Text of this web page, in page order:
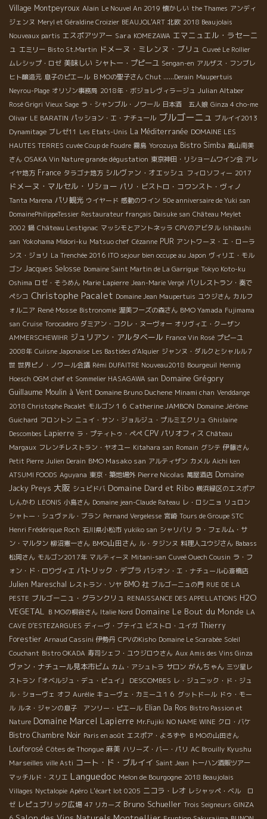
Village Montpeyroux Alain Le Nouvel An 2019 懐かしい the Thames アンディ
ジェンヌ Meryl et Géraldine Croizier BEAUJOL'ART 北欧 2018 Beaujolais
Nouveaux partis エスポアツアー Sara KOMEZAWA エマニュエル・ラセーニ
ュ エミリー Bisto St.Martin ドメーヌ・ミレンヌ・ブリュ Cuveé Le Rollier
ムレシップ・ロゼ 美味しい シャトー・プピーユ Sengan-en アルザス・フンブレ
ヒト醸造元 息子のピエール ＢＭОの聖子さん Chut ......Derain Maupertuis
Neyrou-Plage オリゾン事務局 2018年・ボジョレヴィラージュ Julian Altaber
Rosé Grigri Vieux Sage ラ・シャンブル・ノワール 日本酒 五人娘 Ginza 4 cho-me
Olivar LE BARATIN パッション・エ・ナチュール ブルゴーニュ ブルイイ2013
Dynamitage ブレゼ11 Les Etats-Unis La Méditerranée DOMAINE LES
HAUTES TERRES cuvée Coup de Foudre 霧島 Yorozuya Bistro Simba 高山南美
さん OSAKA Vin Nature grande dégustation 東京神田・リショームワイン会 アレ
イヤ地方 France タラゴナ地方 シルヴァン・オエッシュ フィロソフィー 2017
ドメーヌ・マルセル・リショー パリ・ビストロ・コワンスト・ヴィノ
Tanta Marena パリ観光 ウイヤード 感動のワイン 50e anniversaire de Yuki san
DomainePhilippeTessier Restaurateur français Daisuke san Château Meylet
2002 鍋 Château Lestignac マッシモとアントネッラ CPVのアビタル Ishibashi
san Yokohama Midori-ku Matsuo chef Cézanne PUR アントワーヌ・エ・ローラ
ンス・ジョリ La Trenchée 2016 ITO sejour bien occupe au Japon ヴィリエ・モル
ゴン Jacques Selosse Domaine Saint Martin de La Garrigue Tokyo Koto-ku
Oshima ロゼ・そうめん Marie Lapierre Jean-Marie Vergé パリレストラン・奏で
ペシコ Christophe Pacalet Domaine Jean Maupertuis ユウジさん カルフ
ォルニア René Mosse Bistronomie 渥美フーズの森さん BMO Yamada Fujimama
san Cruise Torocadero ダミアン・コクレ・ヌーヴォー オリヴィエ・クーザン
AMMERSCHEWIHR ジュリアン・アルタベール France Vin Rosé プピーユ
2008年 Cuiisne Japonaise Les Bastides d'Alquier ジャンヌ・ダルクとシャルル７
世 世界ピノ・ノワール会議 Rémi DUFAITRE Nouveau2018 Bourgeuil Hennig
Hoesch OGM chef et Sommelier HASAGAWA san Domaine Grégory
Guillaume Moulin à Vent Domaine Bruno Duchene Minami chan Venddange
2018 Christophe Pacalet モルゴン１６ Catherine JAMBON Domaine Jérôme
Guichard フロントン ニュイ・サン・ジョルジュ・プルミエクリュ Ghislaine
Descombes Lapierre ラ・プティトゥ・ペペ CPV パリオフィス Château
Margaux フレンチレストラン・ヤオユー Kitahara san Romain グシテ 伊藤さん
Petit Pierre Julien Derain BMO Masako san アルティザン カメル Aichi ken
ATSUMI FOODS Aguyana 東京・築地場外 Pierre Nicolas 萬屋酒店 Domaine
Jacky Preys 大阪 シュビドバ Domaine Dard et Ribo 横浜緑区のエスポア
しんかわ LEONIS 小島さん Domaine jean-Claude Rateau レ・ロシニョ リュロン
シャトー・シュヴァル・ブラン Pernand Vergelesse 宮崎 Tours de Groupe STC
Henri Frédérique Roch 石川県小松市 yukiko san シャリバリ ラ・フェルム・サ
ン・マルタン 柳沼憲一さん BMO山田さん ル・タジンヌ 料理人ユウジさん Babass
松岡さん モルゴン2017年 マルティーヌ Mitani-san Cuveé Ouech Cousin ラ・フ
ォン・ド・ロりヴィエ パトリック・デプラ パシオン・エ・ナチュール心斎橋店
Julien Mareschal レストラン・ソヤ BMO 社 ブルゴーニュの門 RUE DE LA
PESTE ブルゴーニュ・グランクリュ RENAISSANCE DES APPELLATIONS H2O
VEGETAL ＢＭОの桐谷さん Italie Nord Domaine Le Bout du Monde LA
CAVE D’ESTEZARGUES ディーヴ・ブテイユ ビストロ・ユイガ Thierry
Forestier Arnaud Cassini 伊勢丹 CPVのKisho Domaine Le Scarabée Soleil
Couchant Bistro OKADA 寿司シェフ・ユウジロウさん Aux Amis des Vins Ginza
ヴァン・ナチュール見本市ビム カム・アシュトラ サロン がんちゃん 三ツ星レ
ストラン「オベルジュ・デュ・ピュイ」
DESCOMBES レ・ジュニック・ド・ジュ
ル・ショーヴェ オフ Aurélie キューヴェ・カミーユ１６ グットドール ドゥ・モー
ル ルネ・ジャンの息子 アンリー・ピエール Elian Da Ros Bistro Passion et
Nature Domaine Marcel Lapierre Mr.Fujiki NO NAME WINE クロ・バケ
Bistro Chambre Noir Paris en août エスポア・よろずや ＢＭОの山田さん
Louforosé Côtes de Thongue 麻美 ハリーズ・バー・パリ AC Brouilly Kyushu
Marseilles ville Asti コート・ド・ブルイイ Saint Jean トーハン酒販ツアー
マッチルド・スリエ Languedoc Melon de Bourgogne 2018 Beaujolais
Villages Nyctalopie Apéro L'écart lot 0205 ニコラ・レオ レシャッペ・ベル ロ
ゼ レピュブリック広場 47 リカーズ Bruno Schueller Trois Seigneurs GINZA